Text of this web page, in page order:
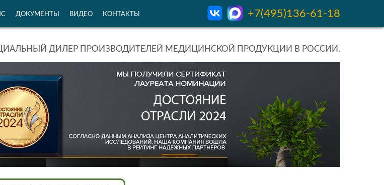
ДОКУМЕНТЫ ВИДЕО КОНТАКТЫ +7(495)136-61-18
ДИЛЕР ПРОИЗВОДИТЕЛЕЙ МЕДИЦИНСКОЙ ПРОДУКЦИИ В РОССИИ.